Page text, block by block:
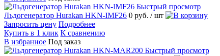
Быстрый просмотр
Льдогенератор Hurakan HKN-IMF26 0 руб. / шт
Запросить цену Подробнее
Купить в 1 клик К сравнению
В избранное Под заказ
Быстрый просмотр